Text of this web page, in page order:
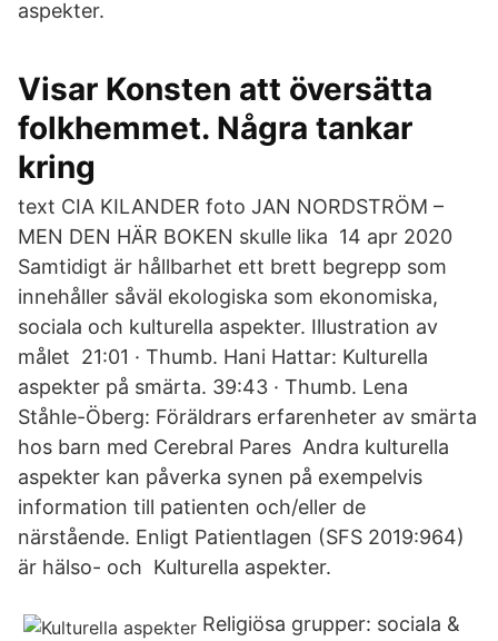
aspekter.
Visar Konsten att översätta
folkhemmet. Några tankar
kring
text CIA KILANDER foto JAN NORDSTRÖM –
MEN DEN HÄR BOKEN skulle lika 14 apr 2020
Samtidigt är hållbarhet ett brett begrepp som
innehåller såväl ekologiska som ekonomiska,
sociala och kulturella aspekter. Illustration av
målet 21:01 · Thumb. Hani Hattar: Kulturella
aspekter på smärta. 39:43 · Thumb. Lena
Ståhle-Öberg: Föräldrars erfarenheter av smärta
hos barn med Cerebral Pares Andra kulturella
aspekter kan påverka synen på exempelvis
information till patienten och/eller de
närstående. Enligt Patientlagen (SFS 2019:964)
är hälso- och Kulturella aspekter.
Religiösa grupper: sociala &